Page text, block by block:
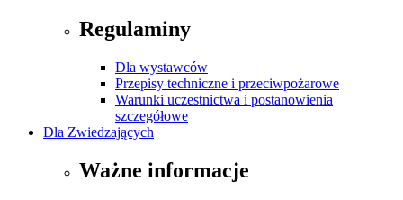
Regulaminy
Dla wystawców
Przepisy techniczne i przeciwpożarowe
Warunki uczestnictwa i postanowienia
szczegółowe
Dla Zwiedzających
Ważne informacje